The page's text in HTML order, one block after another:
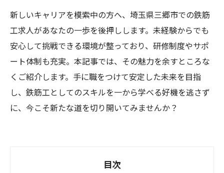
新しいキャリアを模索中の方へ、埼玉県三郷市での鉄筋
工求人があなたの一歩を後押しします。未経験からでも
安心して挑戦できる環境が整っており、研修制度やサポ
ート体制も充実。本記事では、その魅力を余すところな
くご紹介します。手に職をつけて安定した未来を目指
し、鉄筋工としてのスキルを一から学べる好機を逃さず
に、今こそ新たな道を切り開いてみませんか？
目次